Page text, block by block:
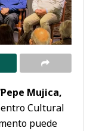
Mujica,
Cultural
puede